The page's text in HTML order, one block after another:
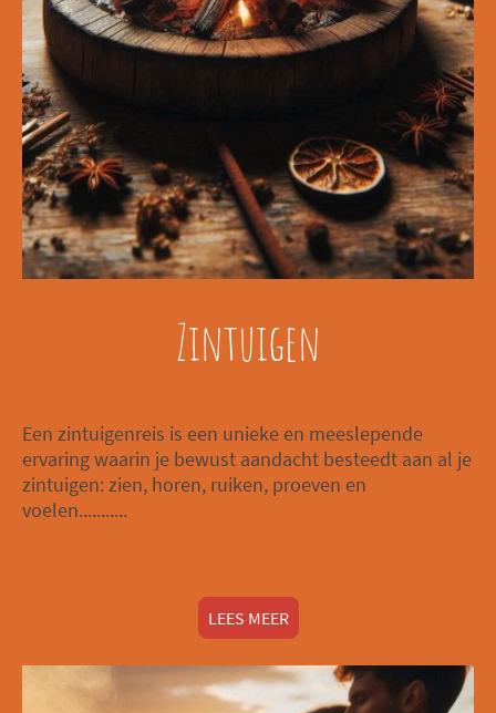
Zintuigen
Een zintuigenreis is een unieke en meeslepende
ervaring waarin je bewust aandacht besteedt aan al je
zintuigen: zien, horen, ruiken, proeven en
voelen...........
LEES MEER